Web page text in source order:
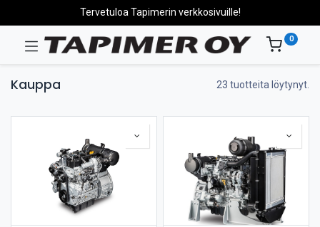
Tervetuloa Tapimerin verkkosivuille!
0
Kauppa 23 tuotteita löytynyt.